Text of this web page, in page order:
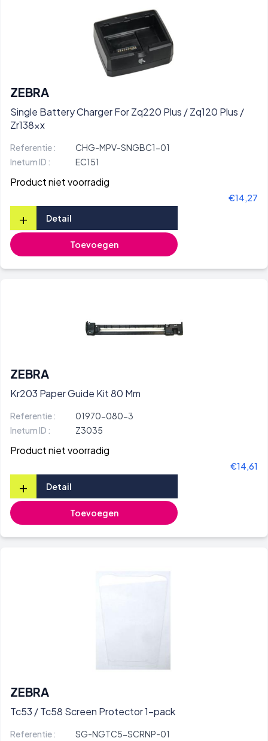
ZEBRA
Single Battery Charger For Zq220 Plus / Zq120 Plus /
Zr138xx
Referentie :
CHG-MPV-SNGBC1-01
Inetum ID :
EC151
Product niet voorradig
€14,27
+ Detail
Toevoegen
ZEBRA
Kr203 Paper Guide Kit 80 Mm
Referentie :
01970-080-3
Inetum ID :
Z3035
Product niet voorradig
€14,61
+ Detail
Toevoegen
ZEBRA
Tc53 / Tc58 Screen Protector 1-pack
Referentie : SG-NGTC5-SCRNP-01